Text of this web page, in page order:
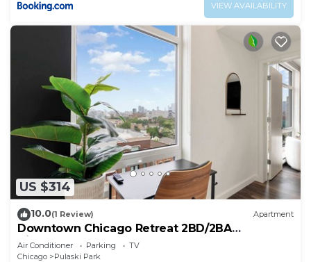
VIEW AVAILABILITY
US $314
10.0(1 Review) Apartment
Downtown Chicago Retreat 2BD/2BA
Views+Gym+Rooftop
Air Conditioner Parking
TV
Chicago
Pulaski Park